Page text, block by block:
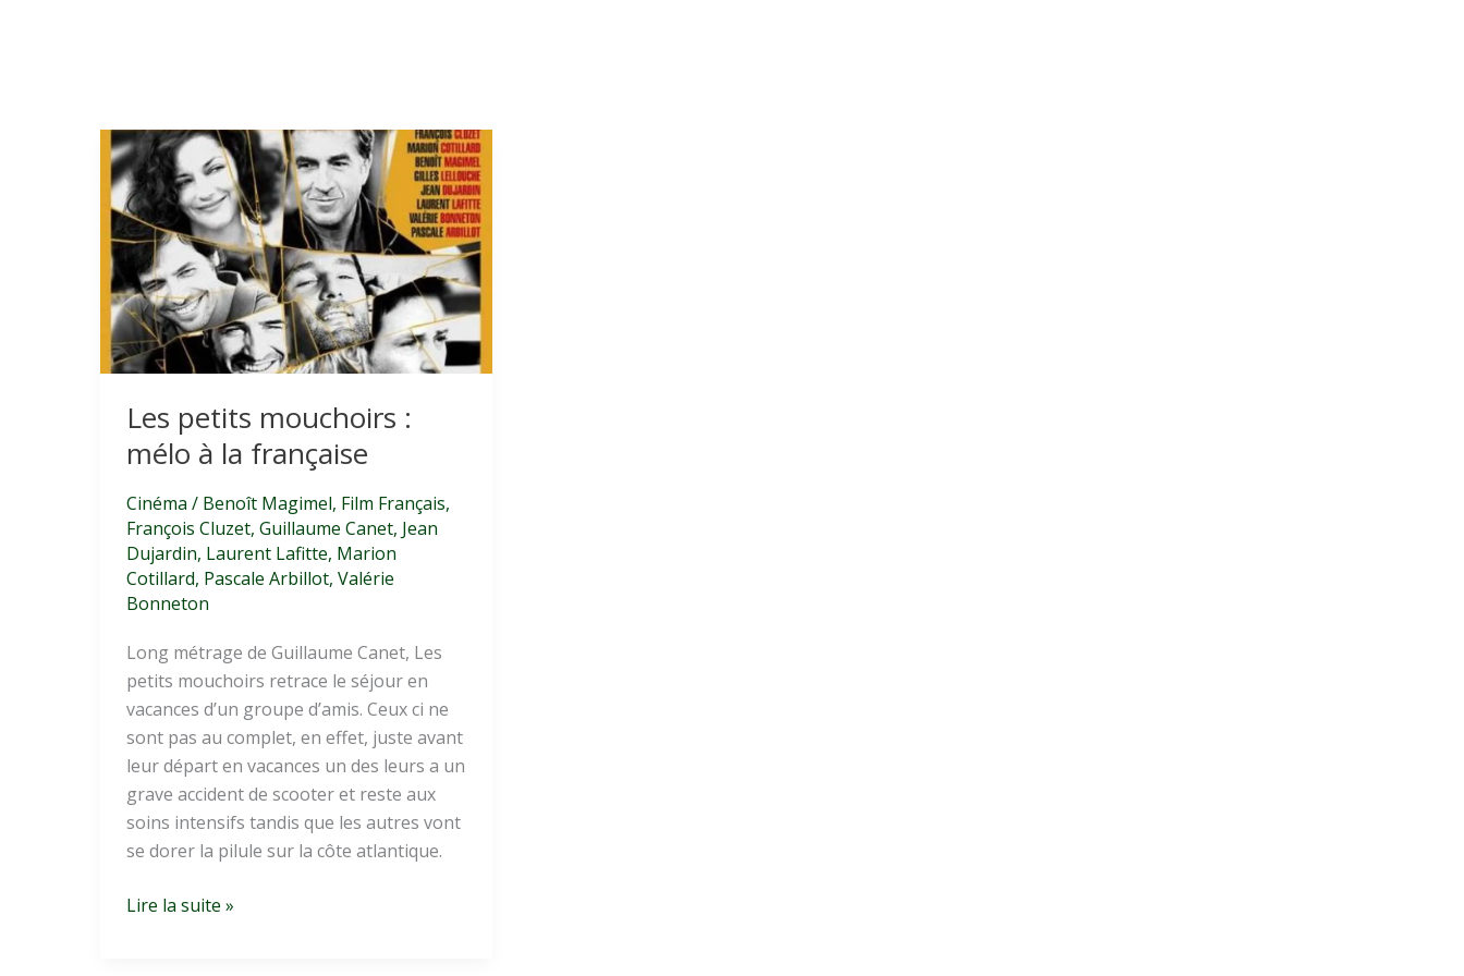
Les petits mouchoirs :
mélo à la française
Cinéma / Benoît Magimel, Film Français,
François Cluzet, Guillaume Canet, Jean
Dujardin, Laurent Lafitte, Marion
Cotillard, Pascale Arbillot, Valérie
Bonneton
Long métrage de Guillaume Canet, Les
petits mouchoirs retrace le séjour en
vacances d’un groupe d’amis. Ceux ci ne
sont pas au complet, en effet, juste avant
leur départ en vacances un des leurs a un
grave accident de scooter et reste aux
soins intensifs tandis que les autres vont
se dorer la pilule sur la côte atlantique.
Les
Lire la suite »